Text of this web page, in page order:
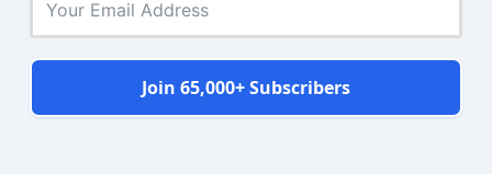
Join 65,000+ Subscribers